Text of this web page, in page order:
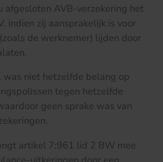
afgesloten AVB-verzekering het
indien zij aansprakelijk is voor
de werknemer) lijden door
was niet hetzelfde belang op
tegen hetzelfde
geen sprake was van
artikel 7:961 lid 2 BW mee